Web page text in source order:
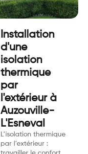
Installation
d'une
isolation
thermique
par
l'extérieur à
Auzouville-
L'Esneval
L’isolation thermique
par l’extérieur :